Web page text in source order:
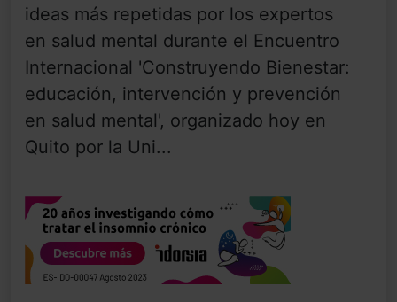
ideas más repetidas por los expertos
en salud mental durante el Encuentro
Internacional 'Construyendo Bienestar:
educación, intervención y prevención
en salud mental', organizado hoy en
Quito por la Uni...